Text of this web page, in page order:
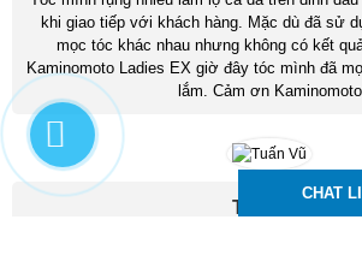
khi giao tiếp với khách hàng. Mặc dù đã sử
mọc tóc khác nhau nhưng không có kết
Kaminomoto Ladies EX giờ đây tóc mình đã
lắm. Cảm ơn Kaminomoto
Tuấn Vũ
CHAT